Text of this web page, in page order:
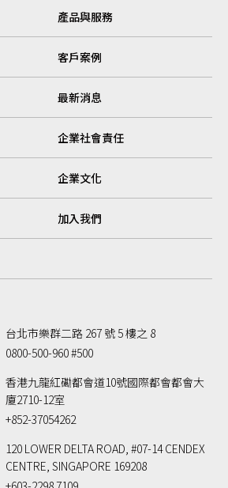
產品與服務
客戶案例
最新消息
企業社會責任
企業文化
加入我們
台北市樂群二路 267 號 5 樓之 8
0800-500-960 #500
香港九龍紅磡都會道10號國際都會都會大
廈2710-12室
+852-37054262
120 LOWER DELTA ROAD, #07-14 CENDEX
CENTRE, SINGAPORE 169208